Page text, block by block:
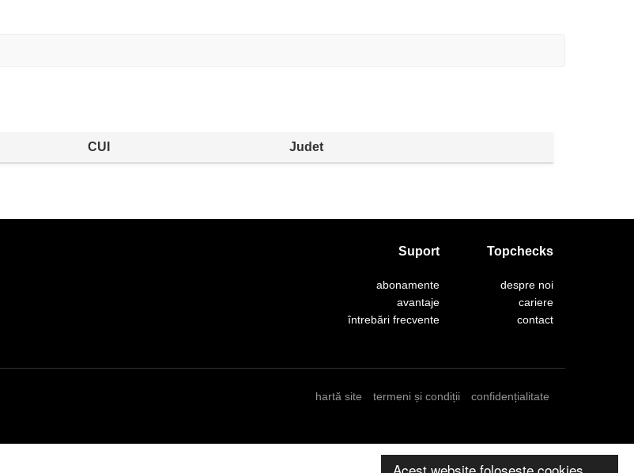
CUI Judet
Topchecks
despre noi
cariere
contact
Suport
abonamente
avantaje
întrebări frecvente
hartă site termeni și condiții confidențialitate